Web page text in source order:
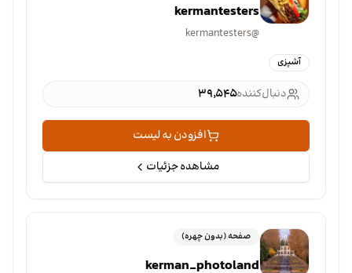
kermantesters
@
kermantesters
آشپزی
دنبال‌کننده۳۹٬۵۴۵
افزودن به لیست
مشاهده جزئیات
صفحه (بدون چهره)
kerman_photoland